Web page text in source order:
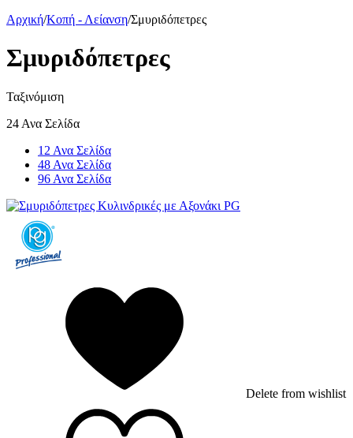
Αρχική/Κοπή - Λείανση/Σμυριδόπετρες
Σμυριδόπετρες
Ταξινόμιση
24 Ανα Σελίδα
12 Ανα Σελίδα
48 Ανα Σελίδα
96 Ανα Σελίδα
Delete from wishlist